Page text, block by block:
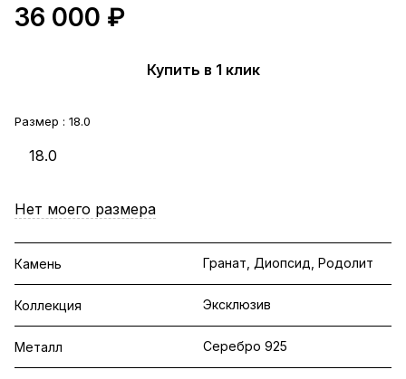
36 000 ₽
Купить в 1 клик
Размер : 18.0
18.0
Нет моего размера
Камень Гранат, Диопсид, Родолит
Коллекция Эксклюзив
Металл Серебро 925